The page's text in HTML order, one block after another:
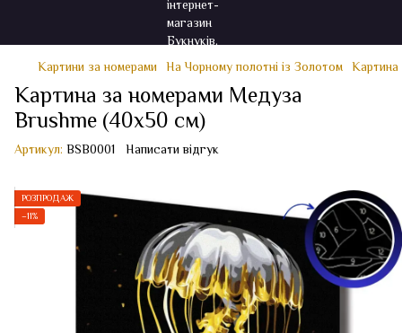
Картини за номерами На Чорному полотні із Золотом
Картина за номерами Медуза
Brushme (40x50 см)
Артикул: BSB0001 Написати відгук
РОЗПРОДАЖ
−11%